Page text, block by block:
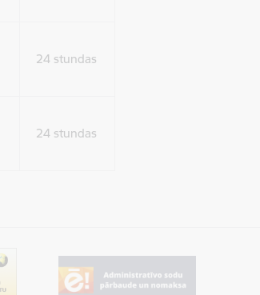
24 stundas
24 stundas